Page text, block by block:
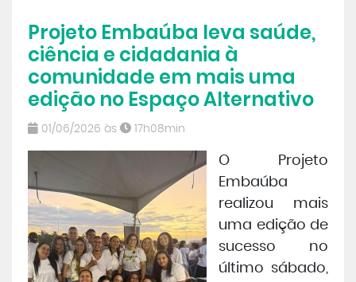
Cursos deGraduação
Ensino
Informações e Serviços
Biblioteca
Imprensa
Central de Atendimento
Projeto Embaúba leva saúde,
ciência e cidadania à
comunidade em mais uma
edição no Espaço Alternativo
01/06/2026 às 17h08min
O Projeto
Embaúba
realizou mais
uma edição de
sucesso no
último sábado,